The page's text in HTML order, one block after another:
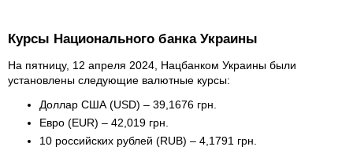
Курсы Национального банка Украины
На пятницу, 12 апреля 2024, Нацбанком Украины были
установлены следующие валютные курсы:
Доллар США (USD) – 39,1676 грн.
Евро (EUR) – 42,019 грн.
10 российских рублей (RUB) – 4,1791 грн.